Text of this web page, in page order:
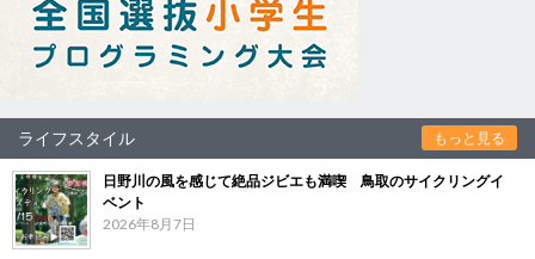
ライフスタイル もっと見る
日野川の風を感じて絶品ジビエも満喫 鳥取のサイクリングイ
ベント
2026年8月7日